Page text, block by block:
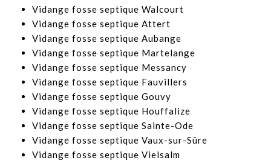
​Vidange fosse septique Walcourt
​Vidange fosse septique Attert
​Vidange fosse septique Aubange
​Vidange fosse septique Martelange
​Vidange fosse septique Messancy
​Vidange fosse septique Fauvillers
​Vidange fosse septique Gouvy
​Vidange fosse septique Houffalize
Vidange fosse septique Sainte-Ode
​Vidange fosse septique Vaux-sur-Sûre
​Vidange fosse septique Vielsalm